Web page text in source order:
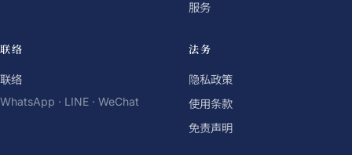
服务
联络
联络
WhatsApp · LINE · WeChat
法务
隐私政策
使用条款
免责声明